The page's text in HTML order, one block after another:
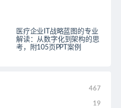
医疗企业IT战略蓝图的专业
解读：从数字化到架构的思
考，附105页PPT案例
467
19